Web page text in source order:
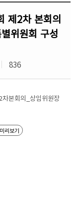
제2차 본회의
위원회 구성
836
본회의_상임위원장
미리보기